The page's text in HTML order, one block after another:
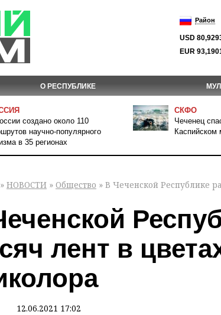
Район
USD
EUR
О РЕСПУБЛИКЕ
создано около 110
научно-популярного
в 35 регионах
СКФО
Чеченец
Каспийском
» НОВОСТИ » Общество » В Чеченской Республике
лент в
12.06.2021 17:02